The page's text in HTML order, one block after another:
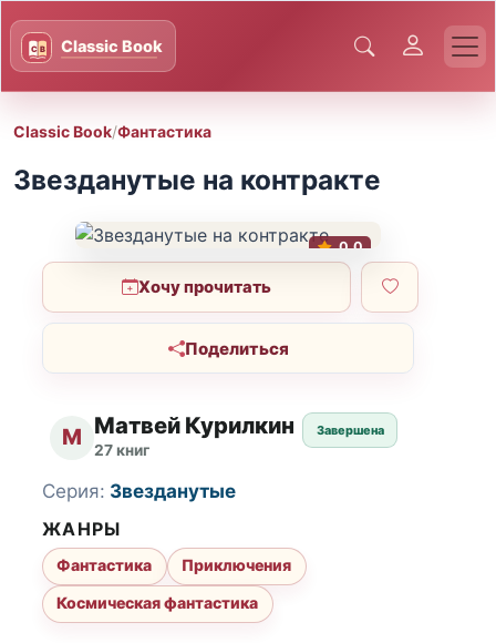
Classic Book/Фантастика
Звезданутые на контракте
0.0
Хочу прочитать
Поделиться
М Матвей Курилкин
27 книг
Завершена
Серия: Звезданутые
ЖАНРЫ
Фантастика
Приключения
Космическая фантастика